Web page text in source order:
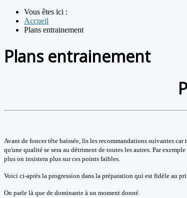
Vous êtes ici :
Accueil
Plans entrainement
Plans entrainement
Avant de foncer tête baissée, lis les recommandations suivantes
qu'une qualité se sera au détriment de toutes les autres. Par
plus on insistera plus sur ces points faibles.
Voici ci-après la progression dans la préparation qui est fidèle au
On parle là que de dominante à un moment donné.